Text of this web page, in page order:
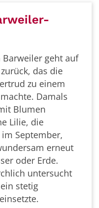
geht auf
das die
zu einem
Damals
Blumen
Lilie, die
September,
erneut
oder Erde.
untersucht
stetig